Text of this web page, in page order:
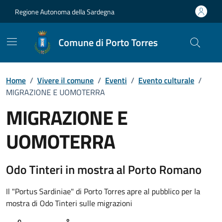
Regione Autonoma della Sardegna
Comune di Porto Torres
Home / Vivere il comune / Eventi / Evento culturale /
MIGRAZIONE E UOMOTERRA
MIGRAZIONE E
UOMOTERRA
Dettaglio dell'evento
Odo Tinteri in mostra al Porto Romano
Il "Portus Sardiniae" di Porto Torres apre al pubblico per la
mostra di Odo Tinteri sulle migrazioni